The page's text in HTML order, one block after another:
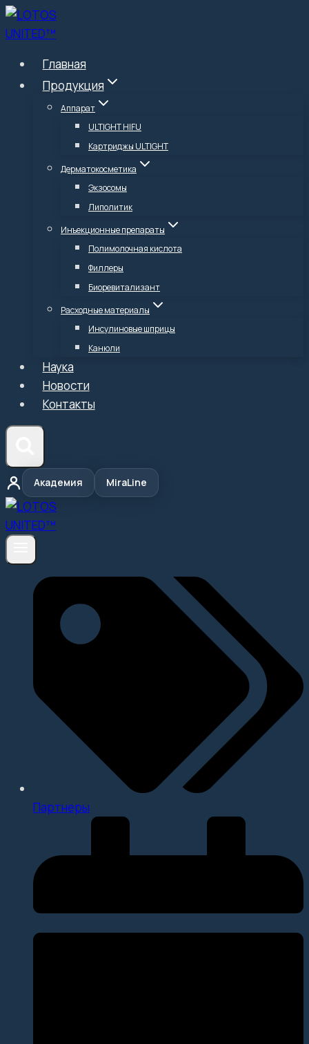
Перейти
к
Главная
Продукция
Аппарат
ULTIGHT HIFU
Картриджы ULTIGHT
Дерматокосметика
Экзосомы
Липолитик
Инъекционные препараты
Полимолочная кислота
Филлеры
Биоревитализант
Расходные материалы
Инсулиновые шприцы
Канюли
Наука
Новости
Контакты
Академия MiraLine
Партнеры